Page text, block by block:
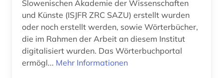
Slowenischen Akademie der Wissenschaften
und Künste (ISJFR ZRC SAZU) erstellt wurden
oder noch erstellt werden, sowie Wörterbücher,
die im Rahmen der Arbeit an diesem Institut
digitalisiert wurden. Das Wörterbuchportal
ermögl... Mehr Informationen